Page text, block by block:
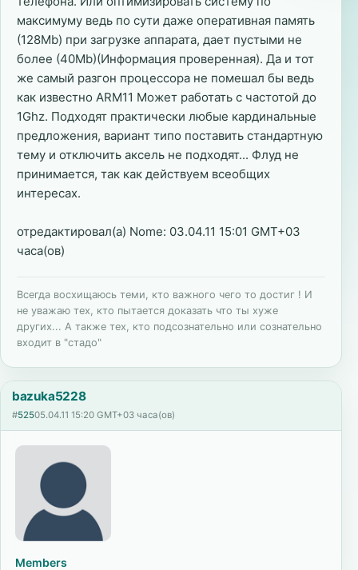
максимуму ведь по сути даже оперативная память
(128Mb) при загрузке аппарата, дает пустыми не
более (40Mb)(Информация проверенная). Да и тот
же самый разгон процессора не помешал бы ведь
как известно ARM11 Может работать с частотой до
1Ghz. Подходят практически любые кардинальные
предложения, вариант типо поставить стандартную
тему и отключить аксель не подходят... Флуд не
принимается, так как действуем всеобщих
интересах.
отредактировал(а) Nome: 03.04.11 15:01 GMT+03
часа(ов)
Всегда восхищаюсь теми, кто важного чего то достиг ! И
не уважаю тех, кто пытается доказать что ты хуже
других... А также тех, кто подсознательно или сознательно
входит в "стадо"
bazuka5228
#52505.04.11 15:20 GMT+03 часа(ов)
Members